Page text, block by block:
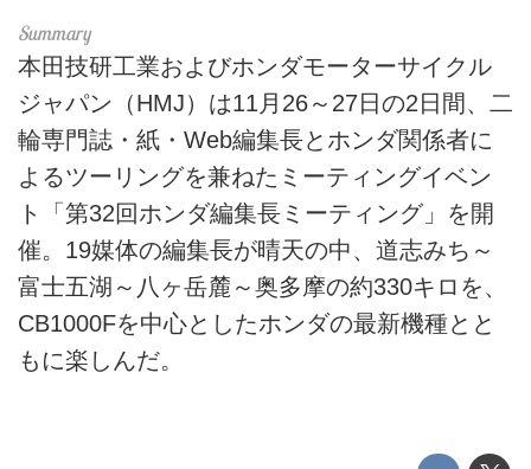
本田技研工業およびホンダモーターサイクル
ジャパン（HMJ）は11月26～27日の2日間、二
輪専門誌・紙・Web編集長とホンダ関係者に
よるツーリングを兼ねたミーティングイベン
ト「第32回ホンダ編集長ミーティング」を開
催。19媒体の編集長が晴天の中、道志みち～
富士五湖～八ヶ岳麓～奥多摩の約330キロを、
CB1000Fを中心としたホンダの最新機種とと
もに楽しんだ。